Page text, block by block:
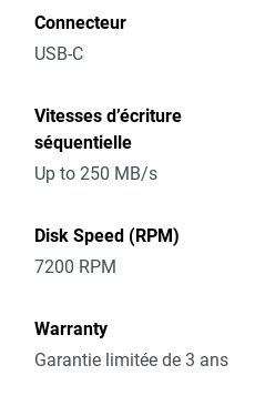
Connecteur
USB-C
Vitesses d’écriture
séquentielle
Up to 250 MB/s
Disk Speed (RPM)
7200 RPM
Warranty
Garantie limitée de 3 ans